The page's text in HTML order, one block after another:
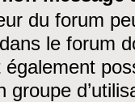
du forum
le forum
groupe